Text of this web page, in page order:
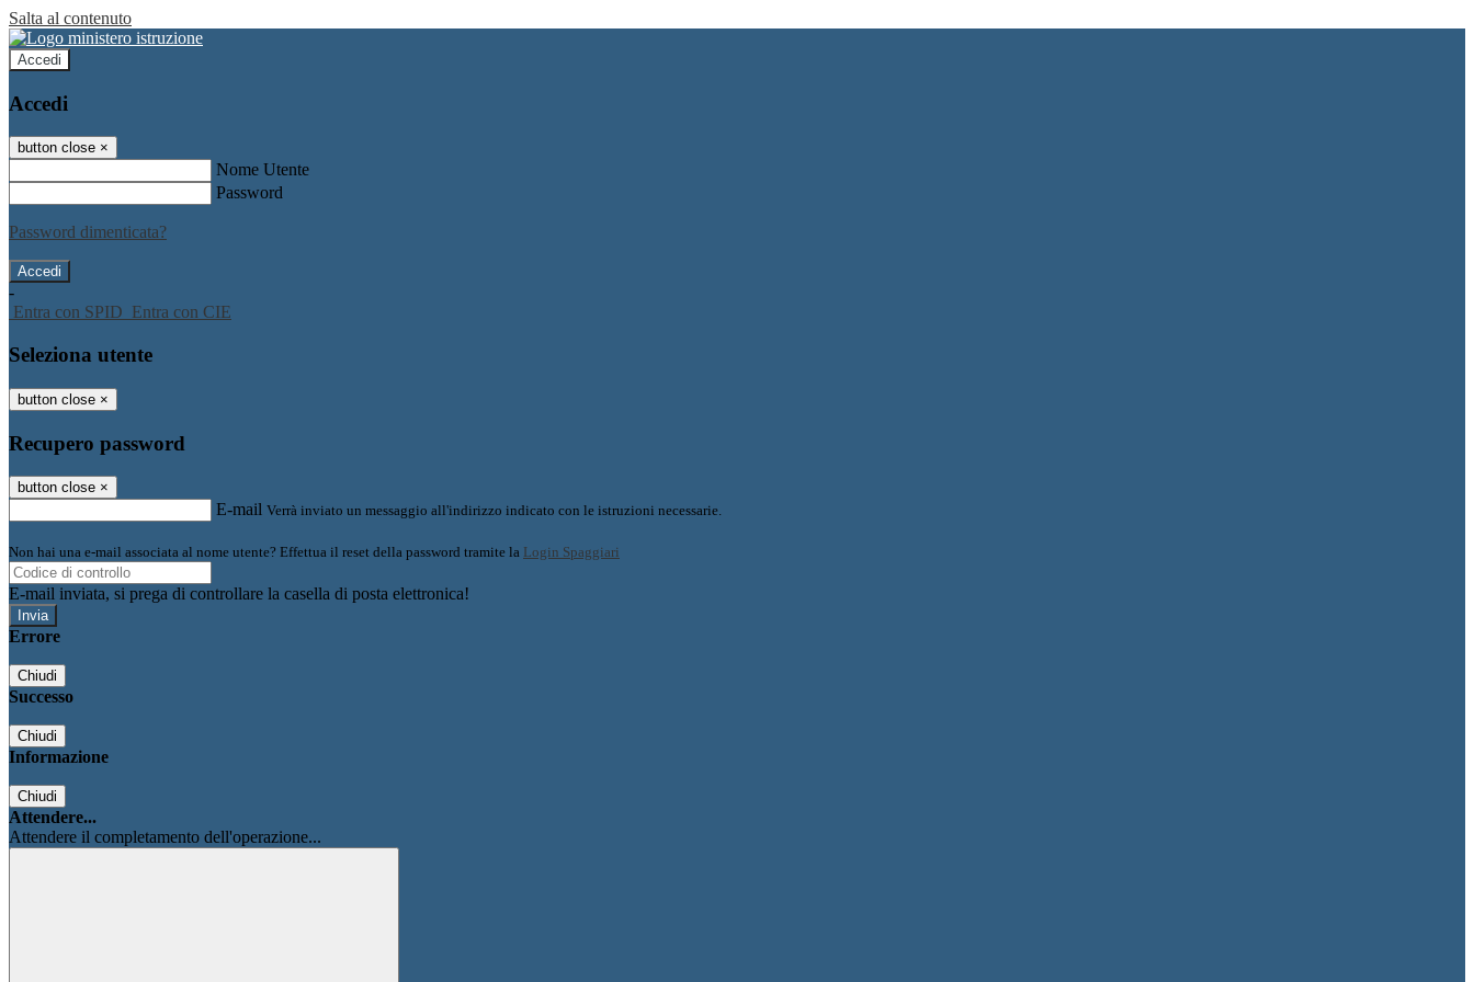
Salta al contenuto
Accedi
Accedi
button close ×
Nome Utente
Password
Password dimenticata?
-
Entra con SPID Entra con CIE
Seleziona utente
button close ×
Recupero password
button close ×
E-mail Verrà inviato un messaggio all'indirizzo indicato con le istruzioni necessarie.
Non hai una e-mail associata al nome utente? Effettua il reset della password tramite la Login Spaggiari
E-mail inviata, si prega di controllare la casella di posta elettronica!
Errore
Chiudi
Successo
Chiudi
Informazione
Chiudi
Attendere...
Attendere il completamento dell'operazione...